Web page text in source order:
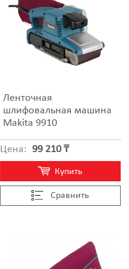
Ленточная
шлифовальная машина
Makita 9910
Цена: 99 210 ₸
Cравнить
Купить